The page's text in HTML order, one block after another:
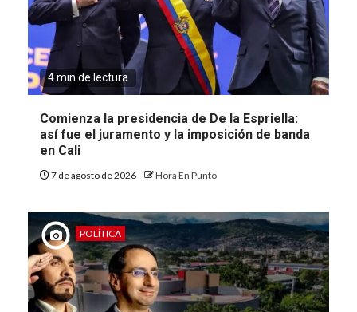
4 min de lectura
Comienza la presidencia de De la Espriella:
así fue el juramento y la imposición de banda
en Cali
7 de agosto de 2026 Hora En Punto
POLÍTICA